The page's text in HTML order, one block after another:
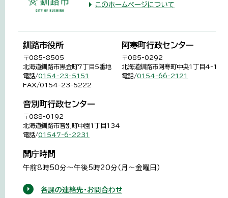
このホームページについて
釧路市役所
〒085-8505
北海道釧路市黒金町7丁目5番地
電話/0154-23-5151
FAX/0154-23-5222
阿寒町行政センター
〒085-0292
北海道釧路市阿寒町中央1丁目4-1
電話/0154-66-2121
音別町行政センター
〒088-0192
北海道釧路市音別町中園1丁目134
電話/01547-6-2231
開庁時間
午前8時50分～午後5時20分（月～金曜日）
各課の連絡先・お問合わせ